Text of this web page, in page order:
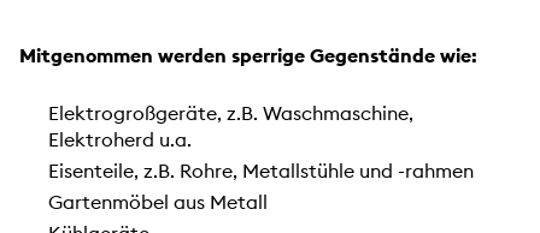
Mitgenommen werden sperrige Gegenstände wie:
Elektrogroßgeräte, z.B. Waschmaschine,
Elektroherd u.a.
Eisenteile, z.B. Rohre, Metallstühle und -rahmen
Gartenmöbel aus Metall